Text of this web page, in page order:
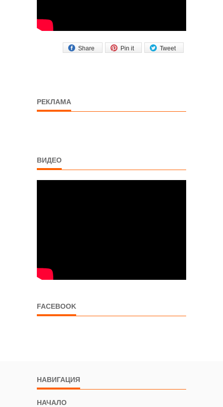
Tweet
Pin it
Share
РЕКЛАМА
ВИДЕО
FACEBOOK
НАВИГАЦИЯ
НАЧАЛО